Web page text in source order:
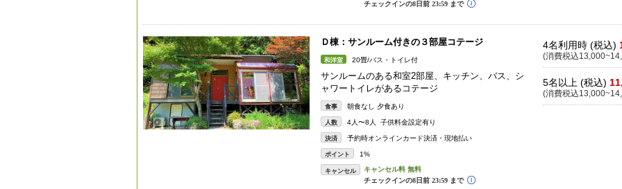
Ｄ棟：サンルーム付きの３部屋コテージ
和洋室 20畳/バス・トイレ付
サンルームのある和室2部屋、キッチン、バス、シ
ャワートイレがあるコテージ
食事 朝食なし 夕食あり
人数 4人〜8人 子供料金設定有り
決済 予約時オンラインカード決済・現地払い
ポイント 1%
キャンセル
4名利用時 (税込)
(消費税込
5名以上 (税込)
(消費税込